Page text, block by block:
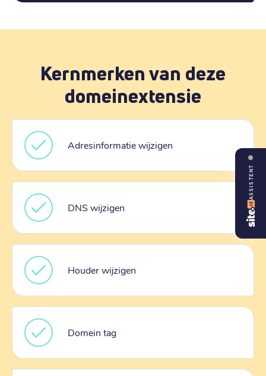
Kernmerken van deze
domeinextensie
Adresinformatie wijzigen
DNS wijzigen
Houder wijzigen
Domein tag
ASSISTENT